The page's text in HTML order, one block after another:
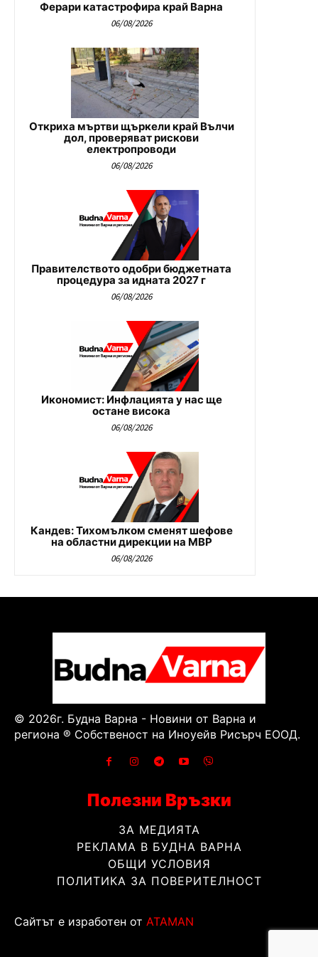
Ферари катастрофира край Варна
06/08/2026
Откриха мъртви щъркели край Вълчи
дол, проверяват рискови
електропроводи
06/08/2026
Правителството одобри бюджетната
процедура за идната 2027 г
06/08/2026
Икономист: Инфлацията у нас ще
остане висока
06/08/2026
Кандев: Тихомълком сменят шефове
на областни дирекции на МВР
06/08/2026
© 2026г. Будна Варна - Новини от Варна и
региона ® Собственост на Иноуейв Рисърч ЕООД.
Полезни Връзки
ЗА МЕДИЯТА
РЕКЛАМА В БУДНА ВАРНА
ОБЩИ УСЛОВИЯ
ПОЛИТИКА ЗА ПОВЕРИТЕЛНОСТ
Сайтът е изработен от ATAMAN